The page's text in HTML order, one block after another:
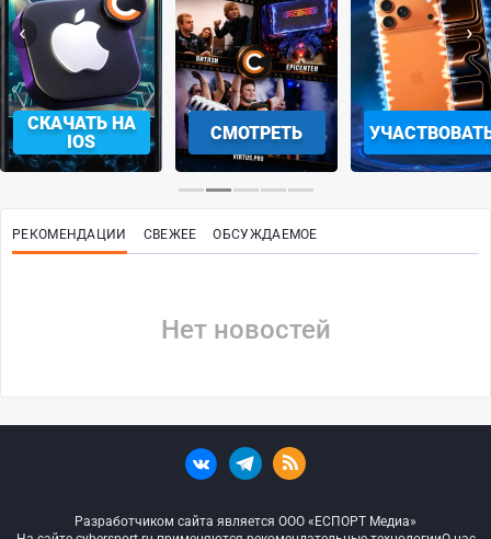
СКАЧАТЬ НА
IOS
СМОТРЕТЬ
‹ ›
РЕКОМЕНДАЦИИ СВЕЖЕЕ ОБСУЖДАЕМОЕ
Нет новостей
Разработчиком сайта является ООО «ЕСПОРТ Медиа»